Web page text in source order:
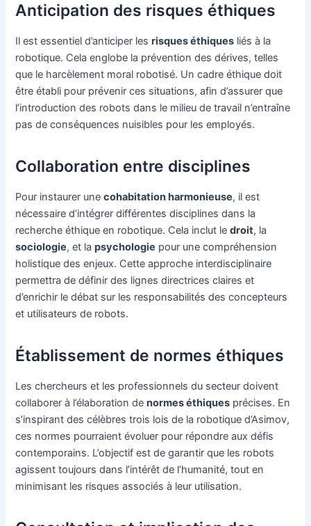
Anticipation des risques éthiques
Il est essentiel d’anticiper lesrisques éthiques liés à la
robotique. Cela englobe la prévention des dérives, telles
que le harcèlement moral robotisé. Un cadre éthique doit
être établi pour prévenir ces situations, afin d’assurer que
l’introduction des robots dans le milieu de travail n’entraîne
pas de conséquences nuisibles pour les employés.
Collaboration entre disciplines
Pour instaurer unecohabitation harmonieuse, il est
nécessaire d’intégrer différentes disciplines dans la
recherche éthique en robotique. Cela inclut ledroit, la
sociologie, et lapsychologie pour une compréhension
holistique des enjeux. Cette approche interdisciplinaire
permettra de définir des lignes directrices claires et
d’enrichir le débat sur les responsabilités des concepteurs
et utilisateurs de robots.
Établissement de normes éthiques
Les chercheurs et les professionnels du secteur doivent
collaborer à l’élaboration denormes éthiques précises. En
s’inspirant des célèbres trois lois de la robotique d’Asimov,
ces normes pourraient évoluer pour répondre aux défis
contemporains. L’objectif est de garantir que les robots
agissent toujours dans l’intérêt de l’humanité, tout en
minimisant les risques associés à leur utilisation.